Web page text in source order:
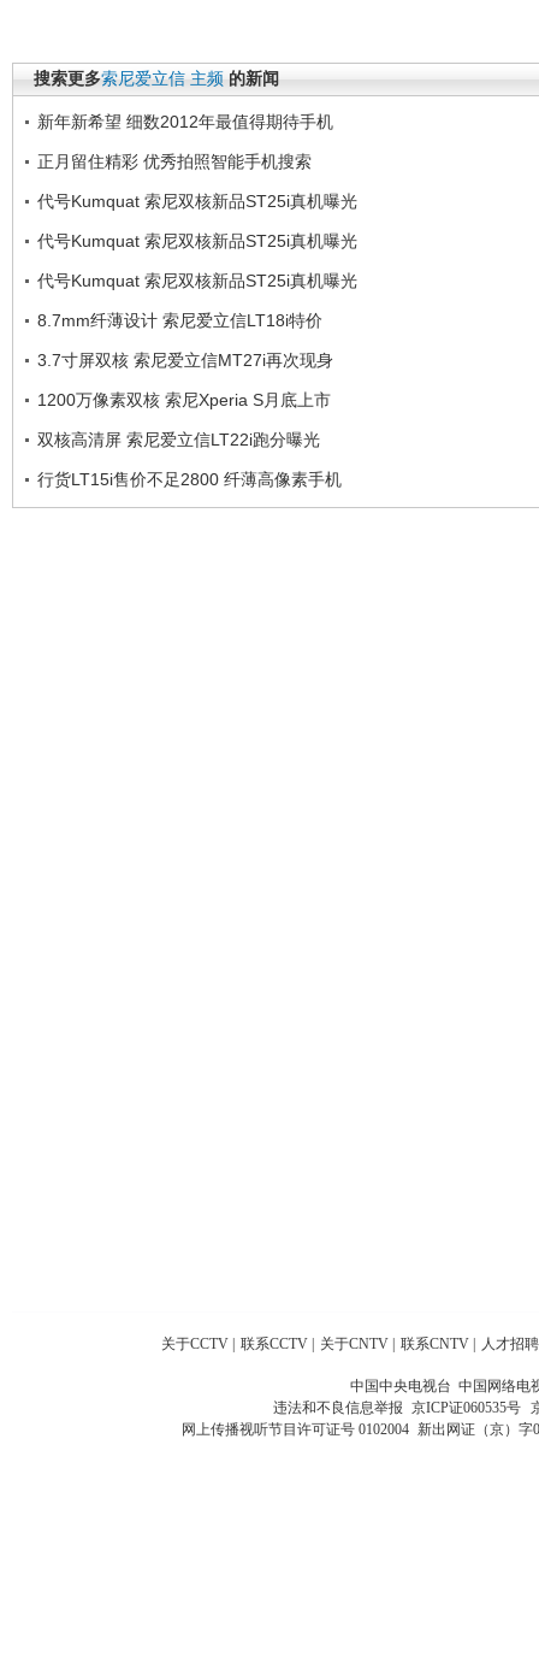
搜索更多索尼爱立信 主频 的新闻
新年新希望 细数2012年最值得期待手机
正月留住精彩 优秀拍照智能手机搜索
代号Kumquat 索尼双核新品ST25i真机曝光
代号Kumquat 索尼双核新品ST25i真机曝光
代号Kumquat 索尼双核新品ST25i真机曝光
8.7mm纤薄设计 索尼爱立信LT18i特价
3.7寸屏双核 索尼爱立信MT27i再次现身
1200万像素双核 索尼Xperia S月底上市
双核高清屏 索尼爱立信LT22i跑分曝光
行货LT15i售价不足2800 纤薄高像素手机
关于CCTV 联系CCTV 关于CNTV 联系CNTV 人才招聘
中国中央电视台 中国网络电
违法和不良信息举报 京ICP证060535号
网上传播视听节目许可证号 0102004 新出网证（京）